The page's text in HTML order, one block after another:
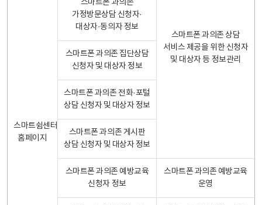
스마트쉼센터
홈페이지
스마트폰 과의존 상담
서비스 제공을 위한 신청자
및 대상자 등 정보관리
스마트폰 과의존
가정방문상담 신청자·
대상자·동의자 정보
스마트폰 과의존 집단상담
신청자 및 대상자 정보
스마트폰 과의존 전화·포털
상담 신청자 및 대상자 정보
스마트폰 과의존 게시판
상담 신청자 및 대상자 정보
스마트폰 과의존 예방교육
신청자 정보
스마트폰 과의존 예방교육
운영